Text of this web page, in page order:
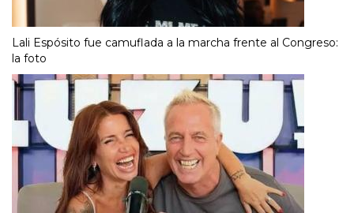
Lali Espósito fue camuflada a la marcha frente al Congreso:
la foto